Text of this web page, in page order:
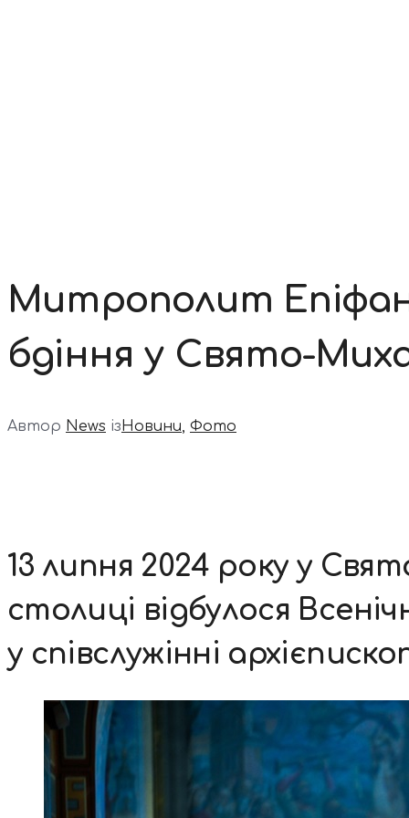
Митрополит
бдіння у Свято-
Автор News ізНовини, Фото
13 липня 2024 року у
столиці відбулося
у співслужінні